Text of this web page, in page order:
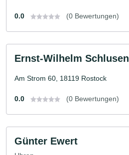
0.0 (0 Bewertungen)
Ernst-Wilhelm Schlusen
Am Strom 60, 18119 Rostock
0.0 (0 Bewertungen)
Günter Ewert